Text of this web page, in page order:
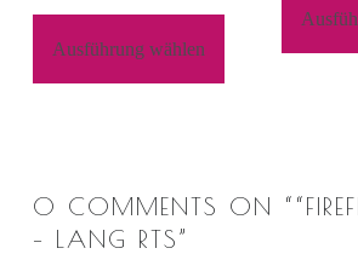
Ausführung wählen
0 COMMENTS ON “
– LANG RTS”